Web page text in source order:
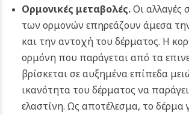
Ορμονικές μεταβολές.Οι αλλαγές
των ορμονών επηρεάζουν άμεσα
και την αντοχή του δέρματος. Η
ορμόνη που παράγεται από τα
βρίσκεται σε αυξημένα επίπεδα
ικανότητα του δέρματος να
ελαστίνη. Ως αποτέλεσμα, το δέρμα